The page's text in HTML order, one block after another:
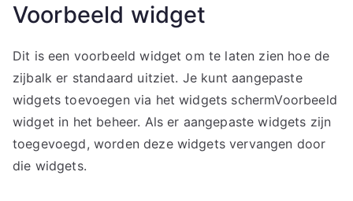
Voorbeeld widget
Dit is een voorbeeld widget om te laten zien hoe de
zijbalk er standaard uitziet. Je kunt aangepaste
widgets toevoegen via het widgets schermVoorbeeld
widget in het beheer. Als er aangepaste widgets zijn
toegevoegd, worden deze widgets vervangen door
die widgets.